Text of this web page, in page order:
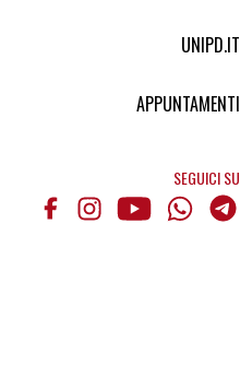
UNIPD.IT
APPUNTAMENTI
SEGUICI SU